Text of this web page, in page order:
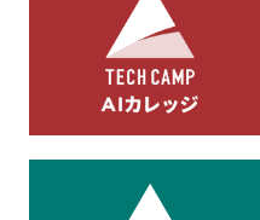
析結果を取得し、これをお客
で、広告配信等の目的で利用